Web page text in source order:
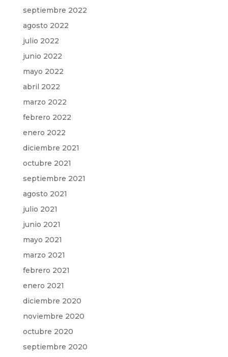
septiembre 2022
agosto 2022
julio 2022
junio 2022
mayo 2022
abril 2022
marzo 2022
febrero 2022
enero 2022
diciembre 2021
octubre 2021
septiembre 2021
agosto 2021
julio 2021
junio 2021
mayo 2021
marzo 2021
febrero 2021
enero 2021
diciembre 2020
noviembre 2020
octubre 2020
septiembre 2020